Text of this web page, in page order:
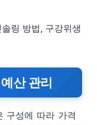
링 방법, 구강위생
산 관리
구성에 따라 가격